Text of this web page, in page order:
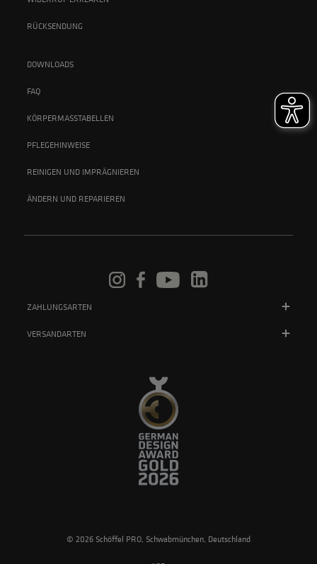
RÜCKSENDUNG
DOWNLOADS
FAQ
KÖRPERMASSTABELLEN
PFLEGEHINWEISE
REINIGEN UND IMPRÄGNIEREN
ÄNDERN UND REPARIEREN
ZAHLUNGSARTEN
VERSANDARTEN
© 2026 Schöffel PRO, Schwabmünchen, Deutschland